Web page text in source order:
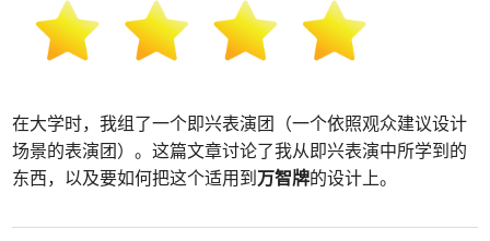
在大学时，我组了一个即兴表演团（一个依照观众建议设计
场景的表演团）。这篇文章讨论了我从即兴表演中所学到的
东西，以及要如何把这个适用到万智牌的设计上。